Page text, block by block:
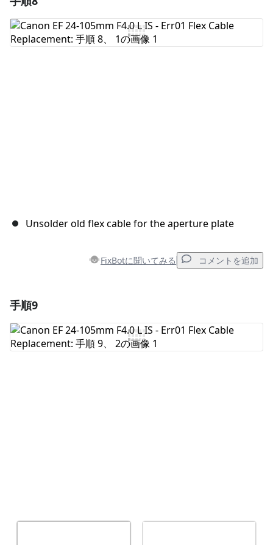
コメントを追加
Unsolder old flex cable for the aperture plate
FixBotに聞いてみる コメントを追加
コメントを追加
手順9